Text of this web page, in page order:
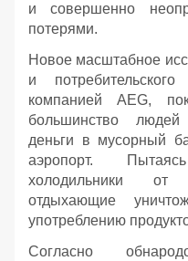
и совершенно
потерями.
Новое масштабное
и
компанией AEG,
большинство
деньги в мусорный
аэропорт.
холодильники от
отдыхающие
употреблению
Согласно